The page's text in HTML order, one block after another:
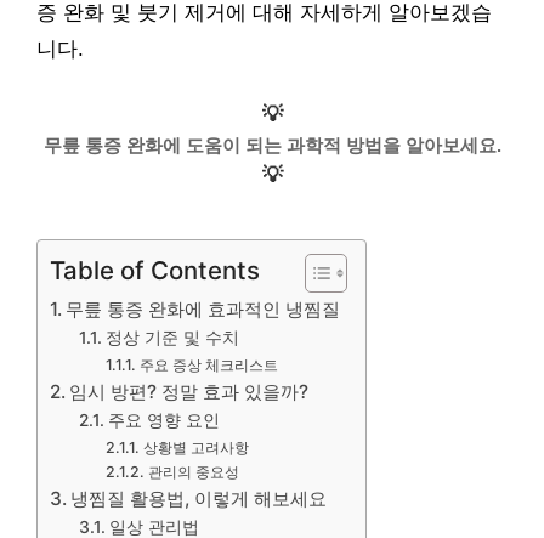
증 완화 및 붓기 제거에 대해 자세하게 알아보겠습
니다.
💡
무릎 통증 완화에 도움이 되는 과학적 방법을 알아보세요.
💡
Table of Contents
무릎 통증 완화에 효과적인 냉찜질
정상 기준 및 수치
주요 증상 체크리스트
임시 방편? 정말 효과 있을까?
주요 영향 요인
상황별 고려사항
관리의 중요성
냉찜질 활용법, 이렇게 해보세요
일상 관리법